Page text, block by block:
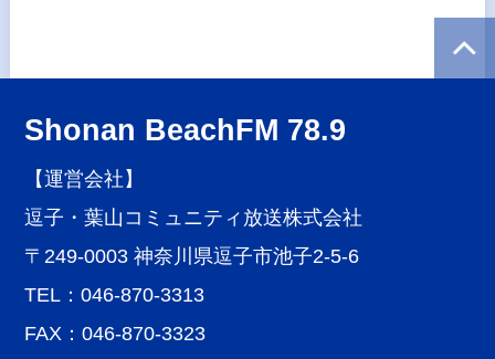
Shonan BeachFM 78.9
【運営会社】
逗子・葉山コミュニティ放送株式会社
〒249-0003 神奈川県逗子市池子2-5-6
TEL：046-870-3313
FAX：046-870-3323